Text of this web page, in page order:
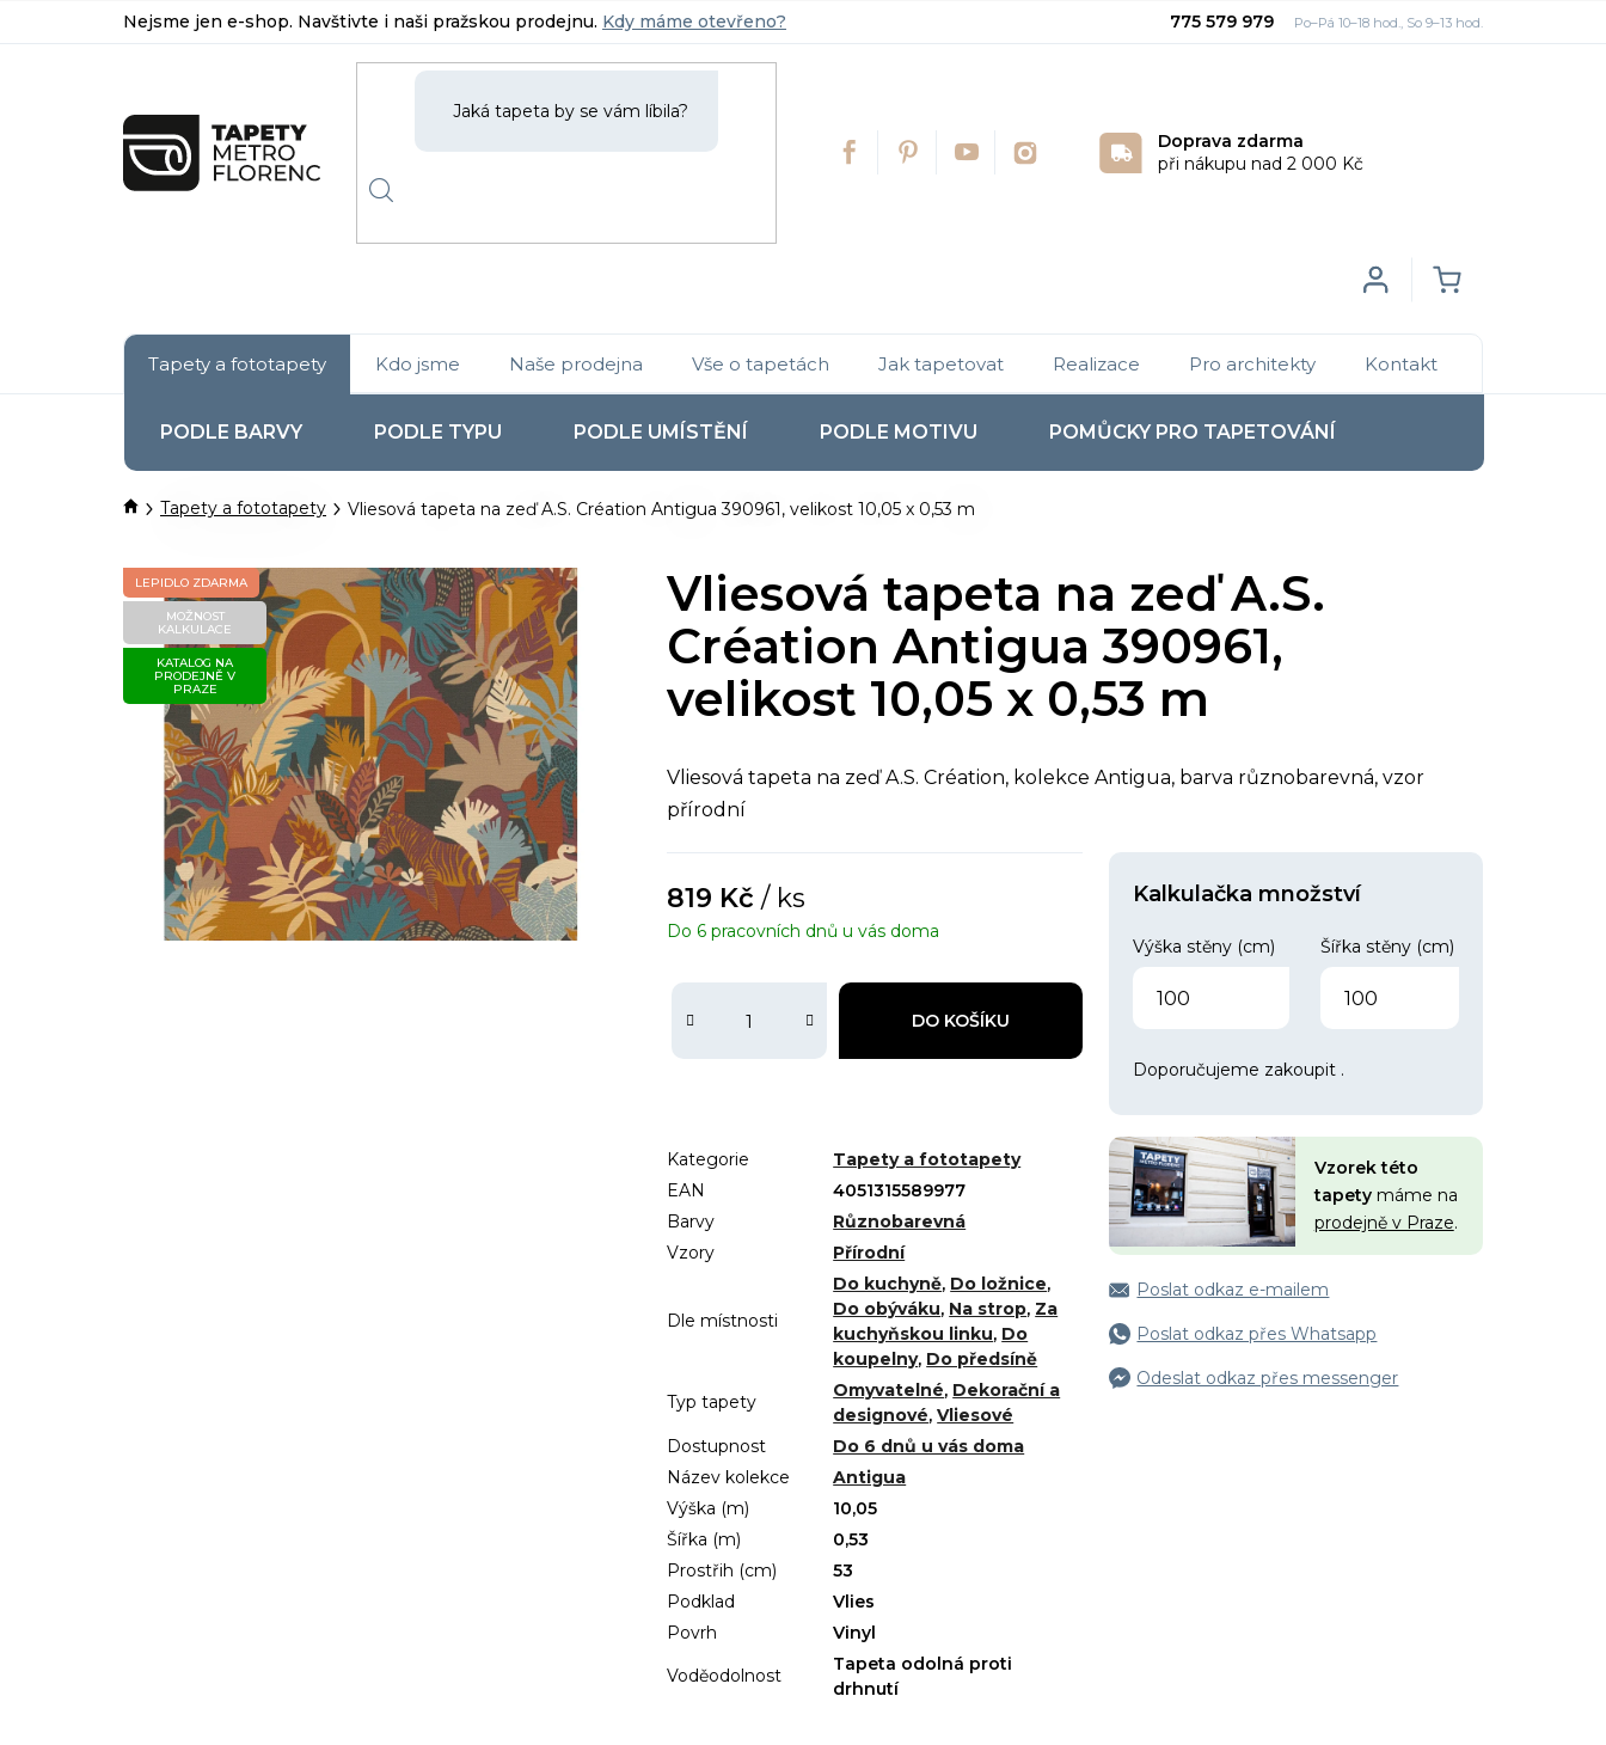
na
Nejsme jen e-shop. Navštivte i naši pražskou prodejnu. Kdy máme otevřeno? 775 579 979
Doprava zdarma
při nákupu nad 2 000 Kč
Login
Tapety a fototapety
PODLE BARVY PODLE TYPU PODLE UMÍSTĚNÍ PODLE MOTIVU POMŮCKY PRO TAPETOVÁNÍ
Kdo jsme Naše prodejna Vše o tapetách Jak tapetovat Realizace Pro architekty Kontakt
DomůTapety a fototapety Vliesová tapeta na zeď A.S. Création Antigua 390961, velikost 10,05 x 0,53 m
Vliesová tapeta na zeď A.S.
Création Antigua 390961,
velikost 10,05 x 0,53 m
Vliesová tapeta na zeď A.S. Création, kolekce Antigua, barva různobarevná, vzor
přírodní
819 Kč/ ks
DO KOŠÍKU
Do 6 pracovních dnů u vás doma
Kategorie
Tapety a fototapety
EAN
4051315589977
Barvy
Různobarevná
Vzory
Přírodní
Dle místnosti
Do kuchyně, Do ložnice,
Do obýváku, Na strop, Za
kuchyňskou linku, Do
koupelny, Do předsíně
Typ tapety
Omyvatelné, Dekorační a
designové,Vliesové
Dostupnost
Do 6 dnů u vás doma
Název kolekce
Antigua
Výška (m)
10,05
Šířka (m)
0,53
Prostřih (cm)
53
Podklad
Vlies
Povrh
Vinyl
Voděodolnost
Tapeta odolná proti
drhnutí
Kalkulačka množství
Výška stěny (cm) Šířka stěny (cm)
Doporučujeme zakoupit .
Vzorek této
tapetymáme na
prodejně v Praze.
Poslat odkaz e-mailem
Poslat odkaz přes Whatsapp
Odeslat odkaz přes messenger
LEPIDLO ZDARMA
MOŽNOST
KALKULACE
KATALOG NA
PRODEJNĚ V
PRAZE